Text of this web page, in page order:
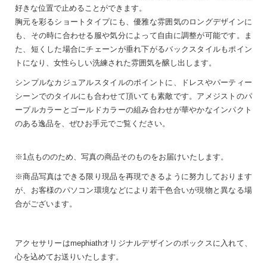
好きな位置で止めることができます。
胸元を彩るショートタイプにも、優雅な雰囲気のロングデザインに
も、その時に合わせる服や気分によって自由に調整が可能です。ま
た、短くした場合にチェーンが垂れ下がるバックスタイルもポイン
トになり、女性らしい洗練された雰囲気を醸し出します。
シンプルなカジュアルスタイルのポイントに、ドレスやパーティー
シーンでのタイルにも合わせて頂いても素敵です。アメジストのパ
ープルカラーとゴールドカラーの組み合わせが華やかなインパクト
のある逸品を、ぜひお手元でご覧ください。
※1点もののため、写真の商品そのものをお届けいたします。
※商品写真はできる限り現品を再現できるように努力しております
が、お客様のパソコン環境などにより若干色合いが現物と異なる場
合がございます。
アクセサリーはmephiathオリジナルデザインのボックスに入れて、
心を込めてお送りいたします。